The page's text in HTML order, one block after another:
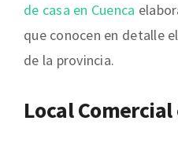
de casa en Cuenca
que conocen en detalle
de la provincia.
Local Comercial